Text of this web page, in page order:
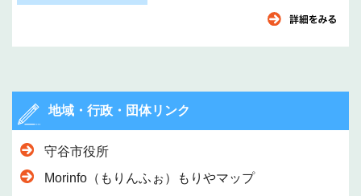
地域・行政・団体リンク
守谷市役所
Morinfo（もりんふぉ）もりやマップ